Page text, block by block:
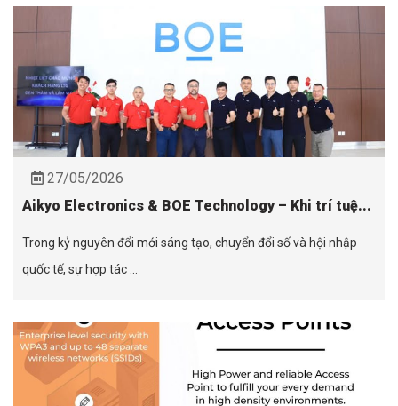
27/05/2026
Aikyo Electronics & BOE Technology – Khi trí tuệ...
Trong kỷ nguyên đổi mới sáng tạo, chuyển đổi số và hội nhập
quốc tế, sự hợp tác ...